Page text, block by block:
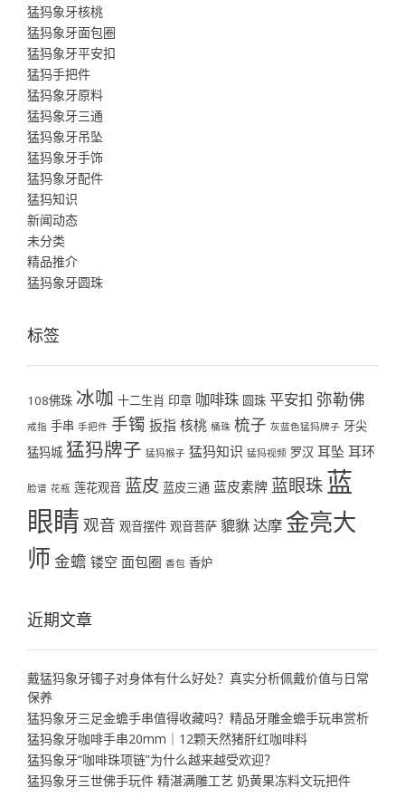
猛犸象牙核桃
猛犸象牙面包圈
猛犸象牙平安扣
猛犸手把件
猛犸象牙原料
猛犸象牙三通
猛犸象牙吊坠
猛犸象牙手饰
猛犸象牙配件
猛犸知识
新闻动态
未分类
精品推介
猛犸象牙圆珠
标签
108佛珠 冰咖 十二生肖 印章 咖啡珠 圆珠 平安扣 弥勒佛
戒指 手串 手把件 手镯 扳指 核桃 桶珠 梳子 灰蓝色猛犸牌子 牙尖
猛犸城 猛犸牌子 猛犸猴子 猛犸知识 猛犸视频 罗汉 耳坠 耳环
脸谱 花瓶 莲花观音 蓝皮 蓝皮三通 蓝皮素牌 蓝眼珠蓝
眼睛 观音 观音摆件 观音菩萨 貔貅达摩 金亮大
师 金蟾 镂空 面包圈 香包 香炉
近期文章
戴猛犸象牙镯子对身体有什么好处？真实分析佩戴价值与日常
保养
猛犸象牙三足金蟾手串值得收藏吗？精品牙雕金蟾手玩串赏析
猛犸象牙咖啡手串20mm｜12颗天然猪肝红咖啡料
猛犸象牙“咖啡珠项链”为什么越来越受欢迎？
猛犸象牙三世佛手玩件 精湛满雕工艺 奶黄果冻料文玩把件